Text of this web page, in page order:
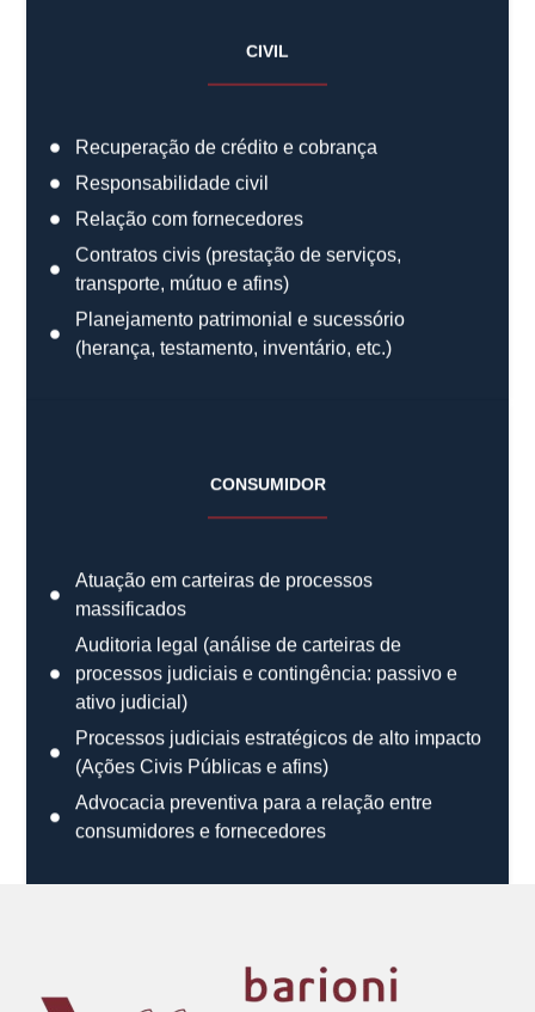
CIVIL
Recuperação de crédito e cobrança
Responsabilidade civil
Relação com fornecedores
Contratos civis (prestação de serviços,
transporte, mútuo e afins)
Planejamento patrimonial e sucessório
(herança, testamento, inventário, etc.)
CONSUMIDOR
Atuação em carteiras de processos
massificados
Auditoria legal (análise de carteiras de
processos judiciais e contingência: passivo e
ativo judicial)
Processos judiciais estratégicos de alto impacto
(Ações Civis Públicas e afins)
Advocacia preventiva para a relação entre
consumidores e fornecedores